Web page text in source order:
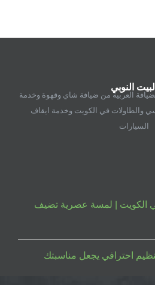
النوبي
العربية من ضيافة شاي وقهوة وخدمة
والطاولات في الكويت وخدمة ايقاف
السيارات
الكويت | لمسة عصرية تضيف
احترافي يجعل مناسبتك